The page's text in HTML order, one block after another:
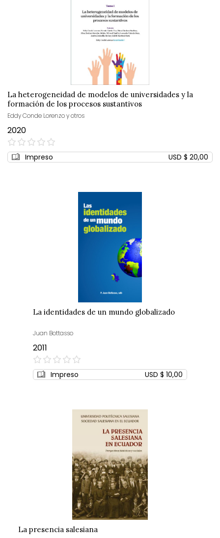
La heterogeneidad de modelos de universidades y la
formación de los procesos sustantivos
Eddy Conde Lorenzo y otros
2020
0%
Impreso USD $ 20,00
La identidades de un mundo globalizado
Juan Bottasso
2011
0%
Impreso USD $ 10,00
La presencia salesiana